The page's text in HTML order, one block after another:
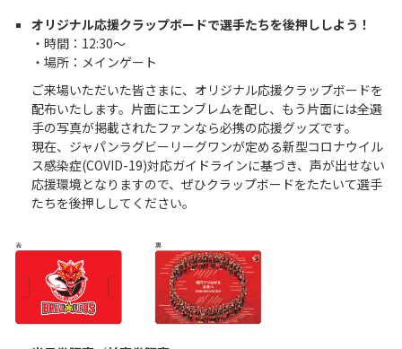
オリジナル応援クラップボードで選手たちを後押ししよう！
・時間：12:30～
・場所：メインゲート
ご来場いただいた皆さまに、オリジナル応援クラップボードを
配布いたします。片面にエンブレムを配し、もう片面には全選
手の写真が掲載されたファンなら必携の応援グッズです。
現在、ジャパンラグビーリーグワンが定める新型コロナウイル
ス感染症(COVID-19)対応ガイドラインに基づき、声が出せない
応援環境となりますので、ぜひクラップボードをたたいて選手
たちを後押ししてください。